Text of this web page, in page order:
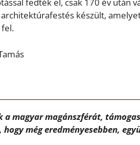
fedték el, csak 170 év után
készült,
magyar magánszférát,
hogy még eredményesebben,